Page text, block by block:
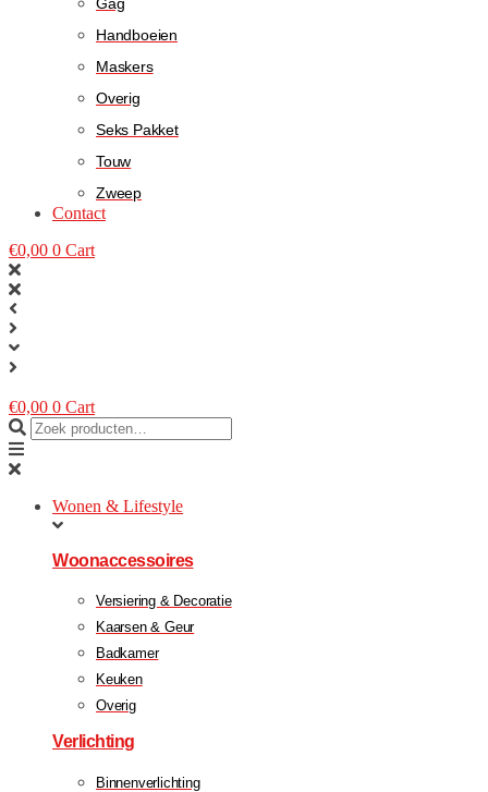
Handboeien
Maskers
Overig
Seks Pakket
Touw
Zweep
Contact
€0,00 0 Cart
€0,00 0 Cart
Wonen & Lifestyle
Woonaccessoires
Versiering & Decoratie
Kaarsen & Geur
Badkamer
Keuken
Overig
Verlichting
Binnenverlichting